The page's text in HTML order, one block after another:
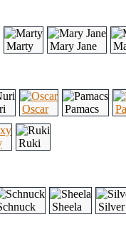
Marty Mary Jane
Oscar Pamacs
Ruki
Sheela Silver